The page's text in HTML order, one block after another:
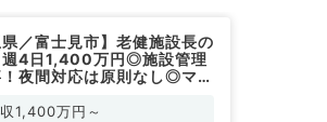
県／富士見市】老健施設長の
週4日1,400万円◎施設管理
夜間対応は原則なし◎マイ
1,400万円～